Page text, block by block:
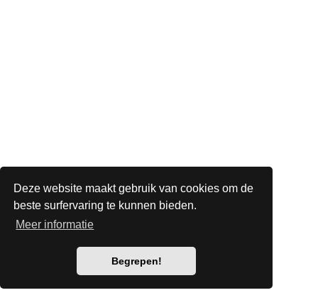
Deze website maakt gebruik van cookies om de
beste surfervaring te kunnen bieden.
Meer informatie
Begrepen!